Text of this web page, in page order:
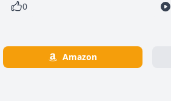
0
Amazon